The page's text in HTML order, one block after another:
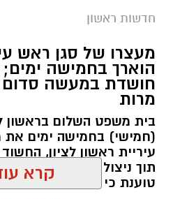
צילומים: משרד הבריאות
משרד הבריאות פרסם אזהרה
במוצרי שיער נוספים
פיקוח שנערך בתשעה
ההחלקות".
האזהרה מתפרסמת לאחר
הושלמו לכלל המוצרים
חדשות ראשון
מעצרו של סגן ראש
הוארך בחמישה
חושדת במעשה סדום
מרות
בית משפט השלום בראשון
(חמישי) בחמישה ימים
עיריית ראשון לציון,
תוך ניצול יחסי מרות
טוענת כי החקירה עוסקת